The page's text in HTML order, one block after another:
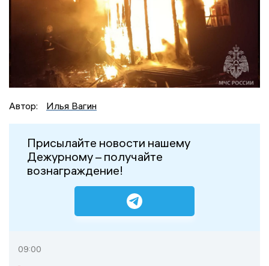
Автор: Илья Вагин
Присылайте новости нашему
Дежурному – получайте
вознаграждение!
09:00